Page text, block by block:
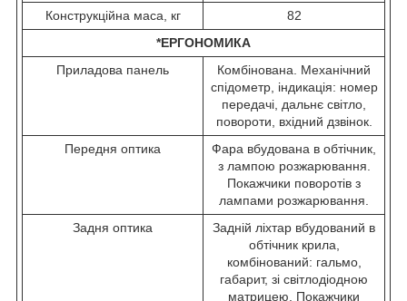
Конструкційна маса, кг
82
*ЕРГОНОМИКА
Приладова панель
Комбінована. Механічний
спідометр, індикація: номер
передачі, дальнє світло,
повороти, вхідний дзвінок.
Передня оптика
Фара вбудована в обтічник,
з лампою розжарювання.
Покажчики поворотів з
лампами розжарювання.
Задня оптика
Задній ліхтар вбудований в
обтічник крила,
комбінований: гальмо,
габарит, зі світлодіодною
матрицею. Покажчики